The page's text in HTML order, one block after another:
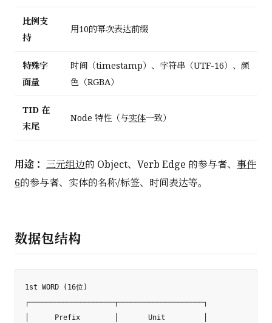
比例支
持
用10的幂次表达前缀
特殊字
面量
时间（timestamp）、字符串（UTF-16）、颜
色（RGBA）
TID 在
末尾
Node 特性（与实体一致）
用途： 三元组边的 Object、Verb Edge 的参与者、 事件
6的参与者、实体的名称/标签、时间表达等。
数据包结构
1st WORD (16位)
┌────────────────────┬────────────────────┐
│      Prefix        │       Unit         │